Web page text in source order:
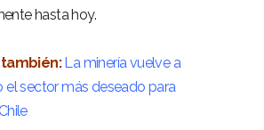
hasta hoy.
La minería vuelve a
el sector más deseado para